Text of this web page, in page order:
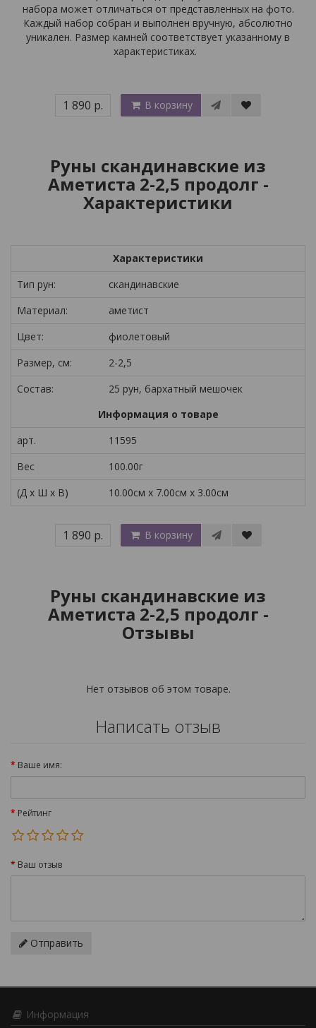
набора может отличаться от представленных на фото.
Каждый набор собран и выполнен вручную, абсолютно
уникален. Размер камней соответствует указанному в
характеристиках.
1 890 р. В корзину
Руны скандинавские из
Аметиста 2-2,5 продолг -
Характеристики
Характеристики
Тип рун:
скандинавские
Материал:
аметист
Цвет:
фиолетовый
Размер, см:
2-2,5
Состав:
25 рун, бархатный мешочек
Информация о товаре
арт.
11595
Вес
100.00г
(Д x Ш x В)
10.00см x 7.00см x 3.00см
1 890 р. В корзину
Руны скандинавские из
Аметиста 2-2,5 продолг -
Отзывы
Нет отзывов об этом товаре.
Написать отзыв
Ваше имя:
Рейтинг
Ваш отзыв
Отправить
Информация